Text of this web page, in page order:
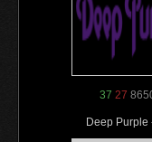
37 27
Deep Purple